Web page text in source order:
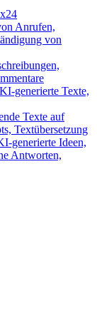
Anrufen,
von
generierte Texte,
Texte auf
Textübersetzung
generierte Ideen,
Antworten,